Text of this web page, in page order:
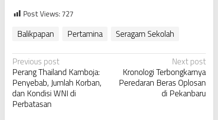
Post Views:727
Balikpapan Pertamina Seragam Sekolah
P
o
s
t
Previous post
Perang Thailand Kamboja:
Penyebab, Jumlah Korban,
dan Kondisi WNI di
Perbatasan
Next post
Kronologi Terbongkarnya
Peredaran Beras Oplosan
di Pekanbaru